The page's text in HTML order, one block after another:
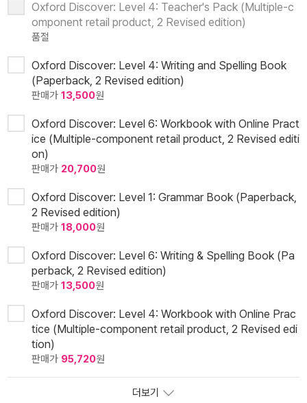
Oxford Discover: Level 4: Teacher's Pack (Multiple-c
omponent retail product, 2 Revised edition)
품절
Oxford Discover: Level 4: Writing and Spelling Book
(Paperback, 2 Revised edition)
판매가 13,500원
Oxford Discover: Level 6: Workbook with Online Pract
ice (Multiple-component retail product, 2 Revised editi
on)
판매가 20,700원
Oxford Discover: Level 1: Grammar Book (Paperback,
2 Revised edition)
판매가 18,000원
Oxford Discover: Level 6: Writing & Spelling Book (Pa
perback, 2 Revised edition)
판매가 13,500원
Oxford Discover: Level 4: Workbook with Online Prac
tice (Multiple-component retail product, 2 Revised edi
tion)
판매가 95,720원
더보기